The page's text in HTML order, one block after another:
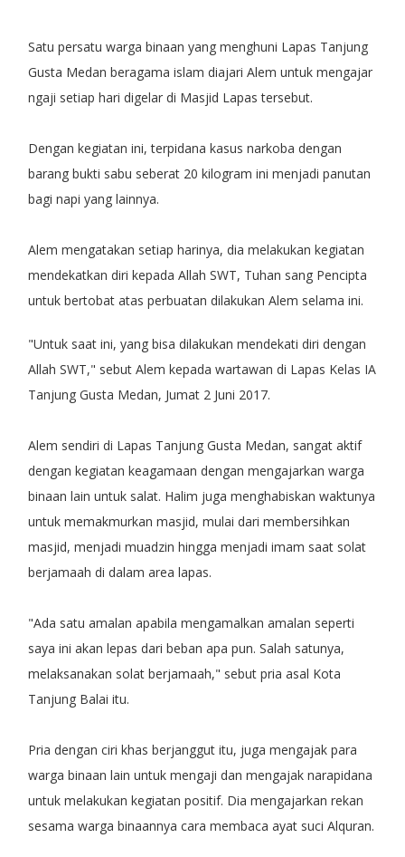
Satu persatu warga binaan yang menghuni Lapas Tanjung
Gusta Medan beragama islam diajari Alem untuk mengajar
ngaji setiap hari digelar di Masjid Lapas tersebut.
Dengan kegiatan ini, terpidana kasus narkoba dengan
barang bukti sabu seberat 20 kilogram ini menjadi panutan
bagi napi yang lainnya.
Alem mengatakan setiap harinya, dia melakukan kegiatan
mendekatkan diri kepada Allah SWT, Tuhan sang Pencipta
untuk bertobat atas perbuatan dilakukan Alem selama ini.
"Untuk saat ini, yang bisa dilakukan mendekati diri dengan
Allah SWT," sebut Alem kepada wartawan di Lapas Kelas IA
Tanjung Gusta Medan, Jumat 2 Juni 2017.
Alem sendiri di Lapas Tanjung Gusta Medan, sangat aktif
dengan kegiatan keagamaan dengan mengajarkan warga
binaan lain untuk salat. Halim juga menghabiskan waktunya
untuk memakmurkan masjid, mulai dari membersihkan
masjid, menjadi muadzin hingga menjadi imam saat solat
berjamaah di dalam area lapas.
"Ada satu amalan apabila mengamalkan amalan seperti
saya ini akan lepas dari beban apa pun. Salah satunya,
melaksanakan solat berjamaah," sebut pria asal Kota
Tanjung Balai itu.
Pria dengan ciri khas berjanggut itu, juga mengajak para
warga binaan lain untuk mengaji dan mengajak narapidana
untuk melakukan kegiatan positif. Dia mengajarkan rekan
sesama warga binaannya cara membaca ayat suci Alquran.